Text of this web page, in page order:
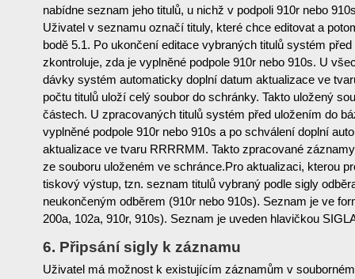
nabídne seznam jeho titulů, u nichž v podpoli 910r nebo
Uživatel v seznamu označí tituly, které chce editovat a
bodě 5.1. Po ukončení editace vybraných titulů systém
zkontroluje, zda je vyplněné podpole 910r nebo 910s. U
dávky systém automaticky doplní datum aktualizace ve
počtu titulů uloží celý soubor do schránky. Takto uložený
částech. U zpracovaných titulů systém před uložením do
vyplněné podpole 910r nebo 910s a po schválení doplní
aktualizace ve tvaru RRRRMM. Takto zpracované
ze souboru uloženém ve schránce.Pro aktualizaci, kterou
tiskový výstup, tzn. seznam titulů vybraný podle sigly
neukončeným odběrem (910r nebo 910s). Seznam je ve
200a, 102a, 910r, 910s). Seznam je uveden hlavičkou
6. Připsání sigly k záznamu
Uživatel má možnost k existujícím záznamům v